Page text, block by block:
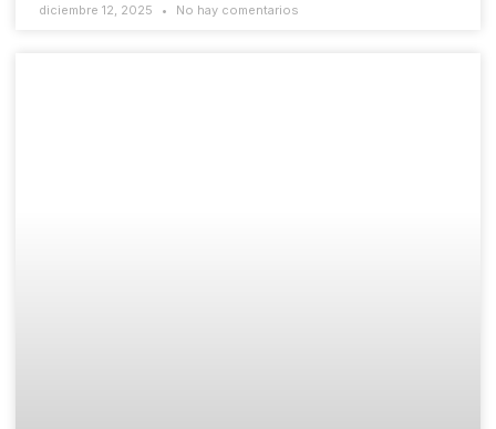
diciembre 12, 2025 No hay comentarios